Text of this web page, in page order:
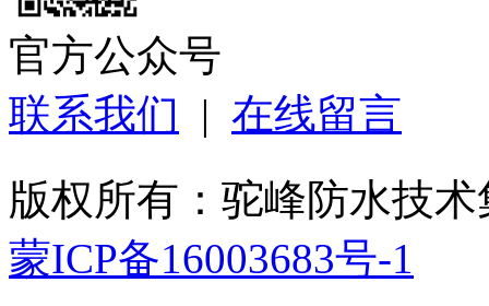
官方公众号
联系我们 | 在线留言
版权所有：驼峰防水技
蒙ICP备16003683号-1